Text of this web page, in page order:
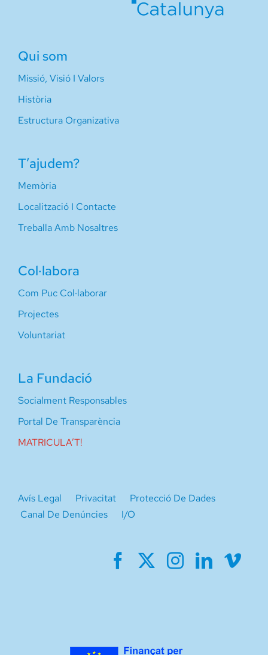
Qui som
Missió, Visió I Valors
Història
Estructura Organizativa
T’ajudem?
Memòria
Localització I Contacte
Treballa Amb Nosaltres
Col·labora
Com Puc Col·laborar
Projectes
Voluntariat
La Fundació
Socialment Responsables
Portal De Transparència
MATRICULA’T!
Avís Legal Privacitat
Protecció De Dades
Canal De Denúncies
I/O